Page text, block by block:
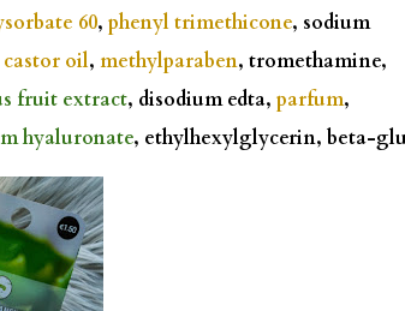
60, phenyl trimethicone, sodium
oil, methylparaben, tromethamine,
fruit extract, disodium edta, parfum,
hyaluronate, ethylhexylglycerin, beta-